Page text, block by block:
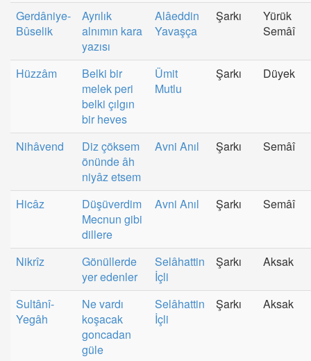
Gerdâniye-
Bûselik
Ayrılık
alnımın kara
yazısı
Alâeddin
Yavaşça
Şarkı
Yürük
Semâî
Hüzzâm
Belki bir
melek peri
belki çılgın
bir heves
Ümit
Mutlu
Şarkı Düyek
Nihâvend
Diz çöksem
önünde âh
niyâz etsem
Avni Anıl Şarkı Semâî
Hicâz
Düşüverdim
Mecnun gibi
dillere
Avni Anıl Şarkı Semâî
Nikrîz
Gönüllerde
yer edenler
Selâhattin
İçli
Şarkı Aksak
Sultânî-
Yegâh
Ne vardı
koşacak
goncadan
güle
Selâhattin
İçli
Şarkı Aksak